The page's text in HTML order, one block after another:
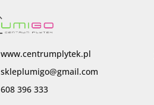
www.centrumplytek.pl
skleplumigo@gmail.com
608 396 333